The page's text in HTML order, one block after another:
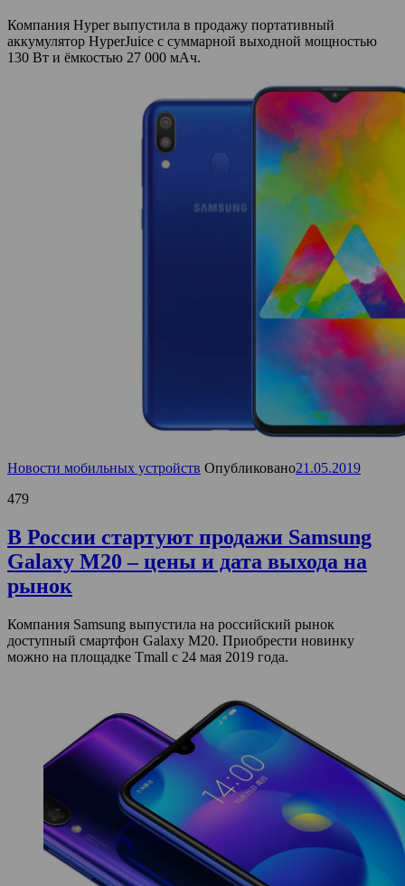
Компания Hyper выпустила в продажу портативный
аккумулятор HyperJuice с суммарной выходной мощностью
130 Вт и ёмкостью 27 000 мАч.
Новости мобильных устройств Опубликовано21.05.2019
479
В России стартуют продажи Samsung
Galaxy M20 – цены и дата выхода на
рынок
Компания Samsung выпустила на российский рынок
доступный смартфон Galaxy M20. Приобрести новинку
можно на площадке Tmall с 24 мая 2019 года.